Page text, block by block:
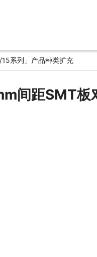
系列」产品种类扩充
间距SMT板